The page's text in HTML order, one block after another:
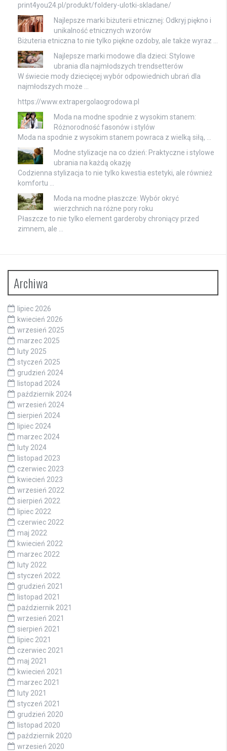
print4you24.pl/produkt/foldery-ulotki-skladane/
Najlepsze marki biżuterii etnicznej: Odkryj piękno i
unikalność etnicznych wzorów
Biżuteria etniczna to nie tylko piękne ozdoby, ale także wyraz …
Najlepsze marki modowe dla dzieci: Stylowe
ubrania dla najmłodszych trendsetterów
W świecie mody dziecięcej wybór odpowiednich ubrań dla
najmłodszych może …
https://www.extrapergolaogrodowa.pl
Moda na modne spodnie z wysokim stanem:
Różnorodność fasonów i stylów
Moda na spodnie z wysokim stanem powraca z wielką siłą, …
Modne stylizacje na co dzień: Praktyczne i stylowe
ubrania na każdą okazję
Codzienna stylizacja to nie tylko kwestia estetyki, ale również
komfortu …
Moda na modne płaszcze: Wybór okryć
wierzchnich na różne pory roku
Płaszcze to nie tylko element garderoby chroniący przed
zimnem, ale …
Archiwa
lipiec 2026
kwiecień 2026
wrzesień 2025
marzec 2025
luty 2025
styczeń 2025
grudzień 2024
listopad 2024
październik 2024
wrzesień 2024
sierpień 2024
lipiec 2024
marzec 2024
luty 2024
listopad 2023
czerwiec 2023
kwiecień 2023
wrzesień 2022
sierpień 2022
lipiec 2022
czerwiec 2022
maj 2022
kwiecień 2022
marzec 2022
luty 2022
styczeń 2022
grudzień 2021
listopad 2021
październik 2021
wrzesień 2021
sierpień 2021
lipiec 2021
czerwiec 2021
maj 2021
kwiecień 2021
marzec 2021
luty 2021
styczeń 2021
grudzień 2020
listopad 2020
październik 2020
wrzesień 2020